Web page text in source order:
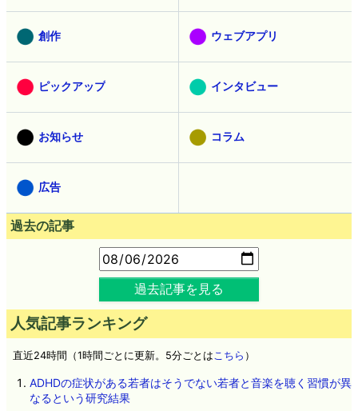
創作 ウェブアプリ
ピックアップ インタビュー
お知らせ コラム
広告
過去の記事
過去記事を見る
人気記事ランキング
直近24時間（1時間ごとに更新。5分ごとは こちら ）
ADHDの症状がある若者はそうでない若者と音楽を聴く習慣が異
なるという研究結果